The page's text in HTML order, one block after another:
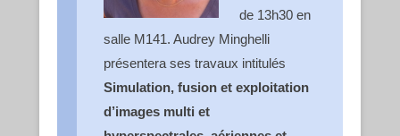
de 13h30 en
salle M141. Audrey Minghelli
présentera ses travaux intitulés
Simulation, fusion et exploitation
d’images multi et